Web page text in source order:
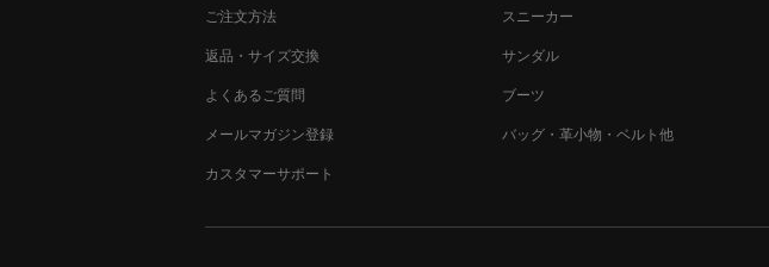
ご注文方法
返品・サイズ交換
よくあるご質問
メールマガジン登録
カスタマーサポート
スニーカー
サンダル
ブーツ
バッグ・革小物・ベルト他